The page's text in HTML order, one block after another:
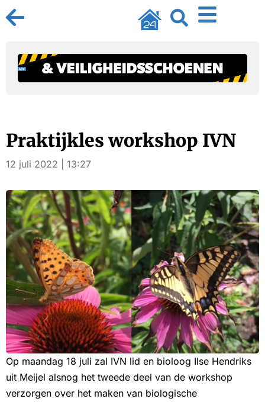
Praktijkles workshop IVN
12 juli 2022 | 13:27
Op maandag 18 juli zal IVN lid en bioloog Ilse Hendriks
uit Meijel alsnog het tweede deel van de workshop
verzorgen over het maken van biologische